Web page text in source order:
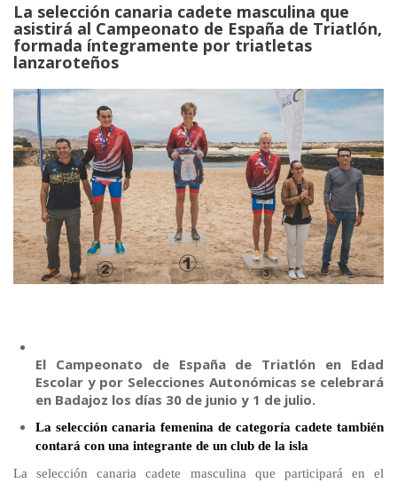
La selección canaria cadete masculina que
asistirá al Campeonato de España de Triatlón,
formada íntegramente por triatletas
lanzaroteños
El Campeonato de España de Triatlón en Edad
Escolar y por Selecciones Autonómicas se celebrará
en Badajoz los días 30 de junio y 1 de julio.
La selección canaria femenina de categoría cadete también
contará con una integrante de un club de la isla
La selección canaria cadete masculina que participará en el